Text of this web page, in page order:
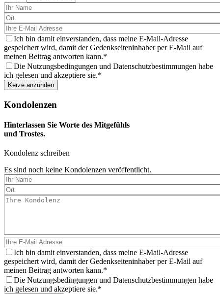
wählen
Sie
aus
Ich bin damit einverstanden, dass meine E-Mail-Adresse
gespeichert wird, damit der Gedenkseiteninhaber per E-Mail auf
meinen Beitrag antworten kann.
Die Nutzungsbedingungen und Datenschutzbestimmungen habe
ich gelesen und akzeptiere sie.
Kondolenzen
Hinterlassen Sie Worte des Mitgefühls
und Trostes.
Kondolenz schreiben
Es sind noch keine Kondolenzen veröffentlicht.
Ich bin damit einverstanden, dass meine E-Mail-Adresse
gespeichert wird, damit der Gedenkseiteninhaber per E-Mail auf
meinen Beitrag antworten kann.
Die Nutzungsbedingungen und Datenschutzbestimmungen habe
ich gelesen und akzeptiere sie.